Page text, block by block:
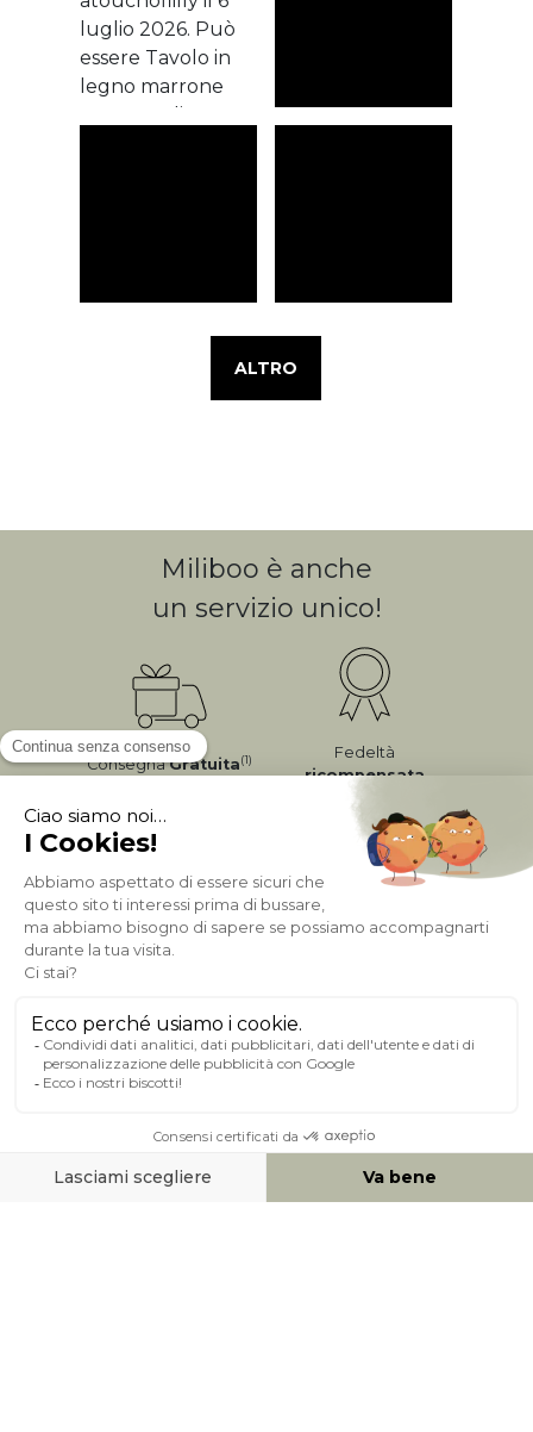
ALTRO
Miliboo è anche
un servizio unico!
ConsegnaGratuita(1)
Fedeltà
ricompensata
Pagamento sicuro
A PROPOSITO DI MILIBOO
AIUTO & CONTATTO